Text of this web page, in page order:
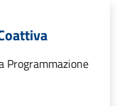
Programmazione